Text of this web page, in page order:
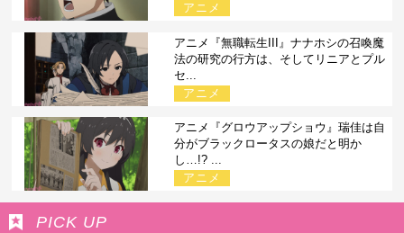
アニメ
アニメ『無職転生III』ナナホシの召喚魔
法の研究の行方は、そしてリニアとプル
セ...
アニメ
アニメ『グロウアップショウ』瑞佳は自
分がブラックロータスの娘だと明か
し…!? ...
アニメ
PICK UP